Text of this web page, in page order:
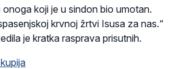
koji je u sindon bio umotan.
krvnoj žrtvi Isusa za nas.“
je kratka rasprava prisutnih.